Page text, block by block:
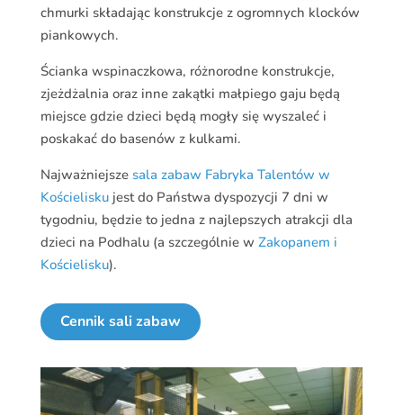
chmurki składając konstrukcje z ogromnych klocków
piankowych.
Ścianka wspinaczkowa, różnorodne konstrukcje,
zjeżdżalnia oraz inne zakątki małpiego gaju będą
miejsce gdzie dzieci będą mogły się wyszaleć i
poskakać do basenów z kulkami.
Najważniejsze sala zabaw Fabryka Talentów w
Kościeliskujest do Państwa dyspozycji 7 dni w
tygodniu, będzie to jedna z najlepszych atrakcji dla
dzieci na Podhalu (a szczególnie w Zakopanem i
Kościelisku).
Cennik sali zabaw